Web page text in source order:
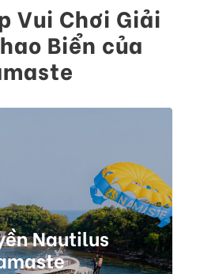
Vui Chơi Giải
Biển của
Nautilus